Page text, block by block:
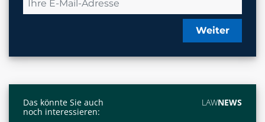
Weiter
Das könnte Sie auch
noch interessieren:
LAWNEWS